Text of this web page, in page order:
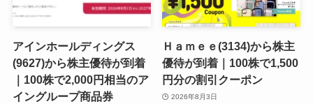
アインホールディングス
(9627)から株主優待が到着
｜100株で2,000円相当のア
イングループ商品券
Ｈａｍｅｅ(3134)から株主
優待が到着｜100株で1,500
円分の割引クーポン
2026年8月3日